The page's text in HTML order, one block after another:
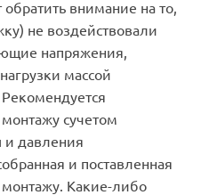
внимание на то,
не воздействовали
напряжения,
массой
сучетом
и давления
и поставленная
Какие-либо